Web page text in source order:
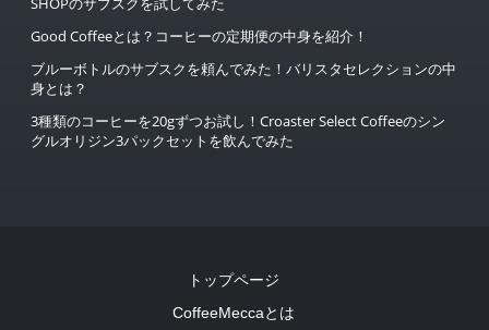
Good Coffeeとは？コーヒーの定期便の中身を紹介！
ブルーボトルのサブスクを頼んでみた！バリスタセレクションの中
身とは？
3種類のコーヒーを20gずつお試し！Croaster Select Coffeeのシン
グルオリジン3パックセットを飲んでみた
トップページ
CoffeeMeccaとは